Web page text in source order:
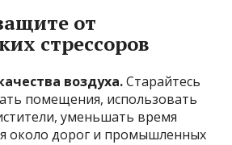
от
стрессоров
воздуха.Старайтесь
помещения, использовать
уменьшать время
около дорог и промышленных